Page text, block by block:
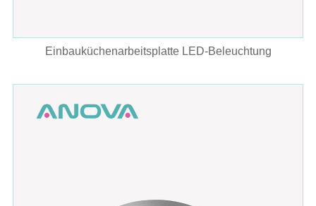
Einbauküchenarbeitsplatte LED-Beleuchtung